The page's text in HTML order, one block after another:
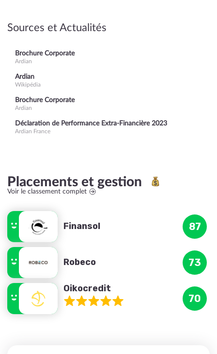
Sources et Actualités
Brochure Corporate
Ardian
Ardian
Wikipédia
Brochure Corporate
Ardian
Déclaration de Performance Extra-Financière 2023
Ardian France
Placements et gestion
Voir le classement complet
Finansol 87
Robeco 73
Oikocredit
70